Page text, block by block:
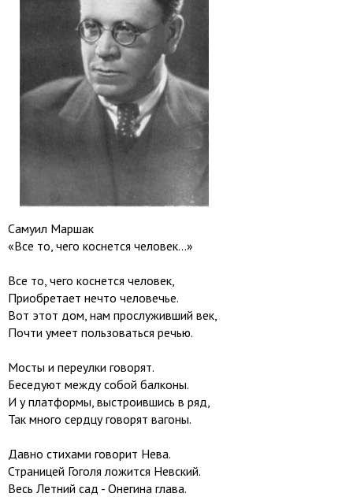
Самуил Маршак
«Все то, чего коснется человек...»
Все то, чего коснется человек,
Приобретает нечто человечье.
Вот этот дом, нам прослуживший век,
Почти умеет пользоваться речью.
Мосты и переулки говорят.
Беседуют между собой балконы.
И у платформы, выстроившись в ряд,
Так много сердцу говорят вагоны.
Давно стихами говорит Нева.
Страницей Гоголя ложится Невский.
Весь Летний сад - Онегина глава.